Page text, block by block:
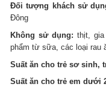
Đối tượng khách sử
Đông
Không sử dụng: thịt,
phẩm từ sữa, các loại rau
Suất ăn cho trẻ sơ sinh,
Suất ăn cho trẻ em dưới